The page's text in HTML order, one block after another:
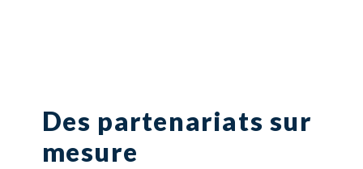
Des partenariats sur
mesure